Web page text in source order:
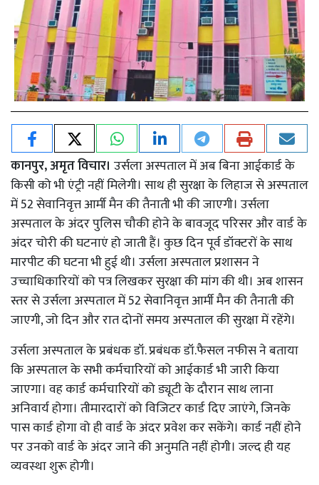
कानपुर, अमृत विचार। उर्सला अस्पताल में अब बिना आईकार्ड के
किसी को भी एंट्री नहीं मिलेगी। साथ ही सुरक्षा के लिहाज से अस्पताल
में 52 सेवानिवृत्त आर्मी मैन की तैनाती भी की जाएगी। उर्सला
अस्पताल के अंदर पुलिस चौकी होने के बावजूद परिसर और वार्ड के
अंदर चोरी की घटनाएं हो जाती हैं। कुछ दिन पूर्व डॉक्टरों के साथ
मारपीट की घटना भी हुई थी। उर्सला अस्पताल प्रशासन ने
उच्चाधिकारियों को पत्र लिखकर सुरक्षा की मांग की थी। अब शासन
स्तर से उर्सला अस्पताल में 52 सेवानिवृत्त आर्मी मैन की तैनाती की
जाएगी, जो दिन और रात दोनों समय अस्पताल की सुरक्षा में रहेंगे।
उर्सला अस्पताल के प्रबंधक डॉ. प्रबंधक डॉ.फैसल नफीस ने बताया
कि अस्पताल के सभी कर्मचारियों को आईकार्ड भी जारी किया
जाएगा। वह कार्ड कर्मचारियों को ड्यूटी के दौरान साथ लाना
अनिवार्य होगा। तीमारदारों को विजिटर कार्ड दिए जाएंगे, जिनके
पास कार्ड होगा वो ही वार्ड के अंदर प्रवेश कर सकेंगे। कार्ड नहीं होने
पर उनको वार्ड के अंदर जाने की अनुमति नहीं होगी। जल्द ही यह
व्यवस्था शुरू होगी।